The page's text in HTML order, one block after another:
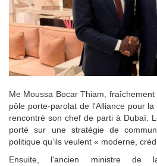
Me Moussa Bocar Thiam,
pôle porte-parolat de l'Alliance pour
rencontré son chef de parti à Dubaï.
porté sur une stratégie de
politique qu’ils veulent « moderne,
Ensuite, l’ancien ministre de